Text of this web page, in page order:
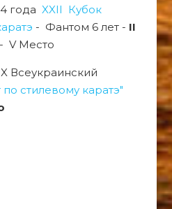
года XXII Кубок
- Фантом 6 лет - II
V Место
Всеукраинский
стилевому каратэ"